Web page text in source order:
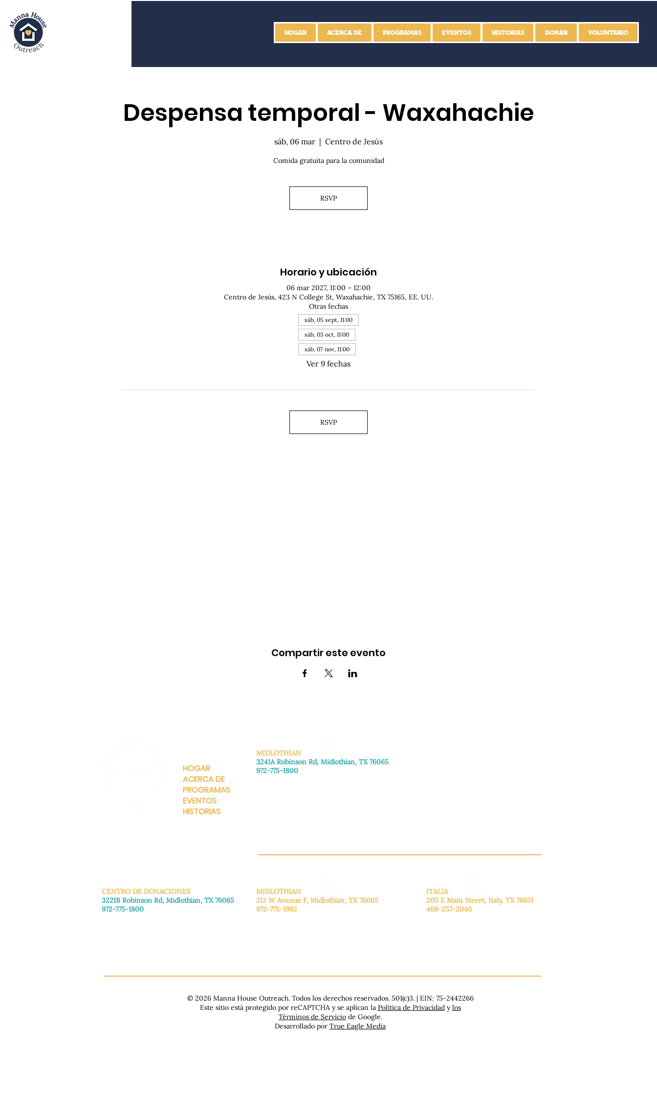
HOGAR ACERCA DE PROGRAMAS EVENTOS HISTORIAS DONAR VOLUNTARIO
Despensa temporal - Waxahachie
sáb, 06 mar
  |
Centro de Jesús
Comida gratuita para la comunidad
RSVP
Horario y ubicación
06 mar 2027, 11:00 – 12:00
Centro de Jesús, 423 N College St, Waxahachie, TX 75165, EE. UU.
Otras fechas
sáb, 05 sept, 11:00
sáb, 03 oct, 11:00
sáb, 07 nov, 11:00
Ver 9 fechas
RSVP
Compartir este evento
HOGAR
ACERCA DE
PROGRAMAS
EVENTOS
HISTORIAS
MIDLOTHIAN
3241A Robinson Rd, Midlothian, TX 76065
972-775-1800
CENTRO DE DONACIONES
3221B Robinson Rd, Midlothian, TX 76065
972-775-1800
MIDLOTHIAN
212 W Avenue F, Midlothian, TX 76065
972-775-1992
ITALIA
205 E Main Street, Italy, TX 76651
469-257-2040
© 2026 Manna House Outreach. Todos los derechos reservados. 501(c)3. | EIN: 75-2442266
Este sitio está protegido por reCAPTCHA y se aplican la Política de Privacidadylos
Términos de Serviciode Google.
Desarrollado por True Eagle Media